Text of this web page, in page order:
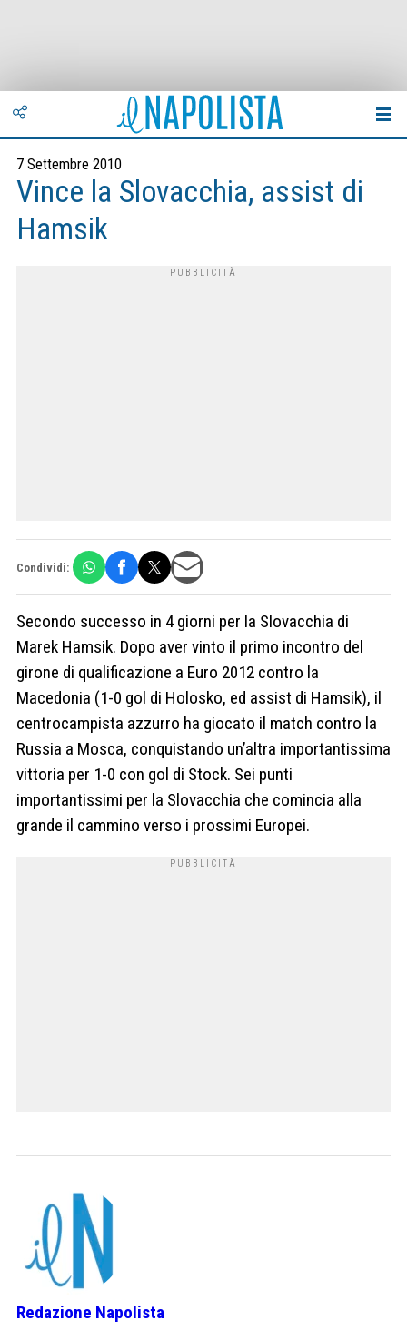
7 Settembre 2010
Vince la Slovacchia, assist di
Hamsik
Condividi:
Secondo successo in 4 giorni per la Slovacchia di
Marek Hamsik. Dopo aver vinto il primo incontro del
girone di qualificazione a Euro 2012 contro la
Macedonia (1-0 gol di Holosko, ed assist di Hamsik), il
centrocampista azzurro ha giocato il match contro la
Russia a Mosca, conquistando un’altra importantissima
vittoria per 1-0 con gol di Stock. Sei punti
importantissimi per la Slovacchia che comincia alla
grande il cammino verso i prossimi Europei.
Redazione Napolista